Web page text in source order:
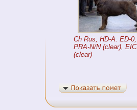
Ch Rus, HD-A. ED-
PRA-N/N (clear),
(clear)